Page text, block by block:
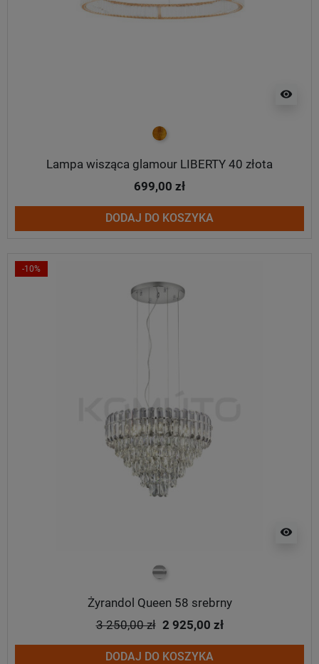
visibility
złoty
Lampa wisząca glamour LIBERTY 40 złota
699,00 zł
DODAJ DO KOSZYKA
-10%
visibility
chrom
Żyrandol Queen 58 srebrny
3 250,00 zł 2 925,00 zł
DODAJ DO KOSZYKA